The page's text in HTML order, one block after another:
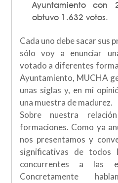
Ayuntamiento con
obtuvo 1.632 votos.
Cada uno debe sacar sus
sólo voy a enunciar
votado a diferentes
Ayuntamiento, MUCHA
unas siglas y, en mi
una muestra de madurez.
Sobre nuestra
formaciones. Como ya
nos presentamos y
significativas de todos
concurrentes a las
Concretamente